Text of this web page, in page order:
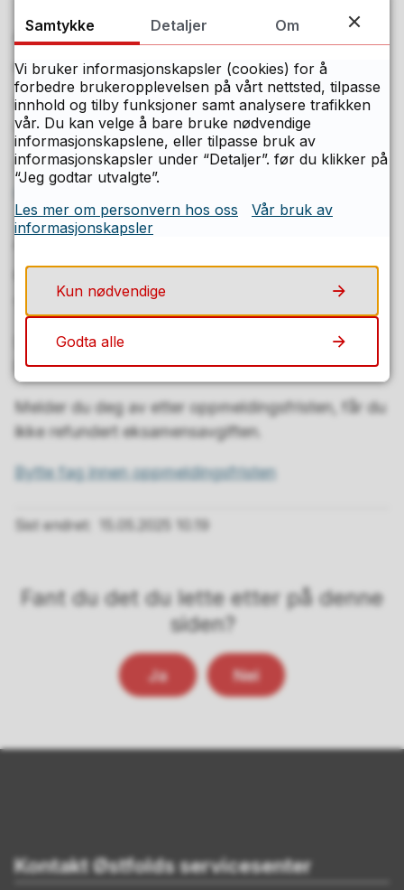
Avmelding innenfor
oppmeldingsperioden:
Du kan selv melde deg av i Privatistportalen, og
du får refundert eksamensavgiften.
For å få refusjon: send e-post til
eksamen@ofk.no
Avmelding etter
oppmeldingsfristen er ute,
1.februar eller 15. september
Du må sende e-post til eksamensskolen, eller til
Eksamenskontoreteksamen@ofk.no.
Melder du deg av etter oppmeldingsfristen, får du
ikke refundert eksamensavgiften.
Bytte fag innen oppmeldingsfristen
Sist endret 15.05.2025 10.19
Fant du det du lette etter på denne
siden?
Ja Nei
Kontakt Østfolds servicesenter
Samtykke Detaljer Om
Vi bruker informasjonskapsler (cookies) for å
forbedre brukeropplevelsen på vårt nettsted, tilpasse
innhold og tilby funksjoner samt analysere trafikken
vår. Du kan velge å bare bruke nødvendige
informasjonskapslene, eller tilpasse bruk av
informasjonskapsler under “Detaljer”. før du klikker på
“Jeg godtar utvalgte”.
Les mer om personvern hos oss
Vår bruk av
informasjonskapsler
Kun nødvendige
Godta alle